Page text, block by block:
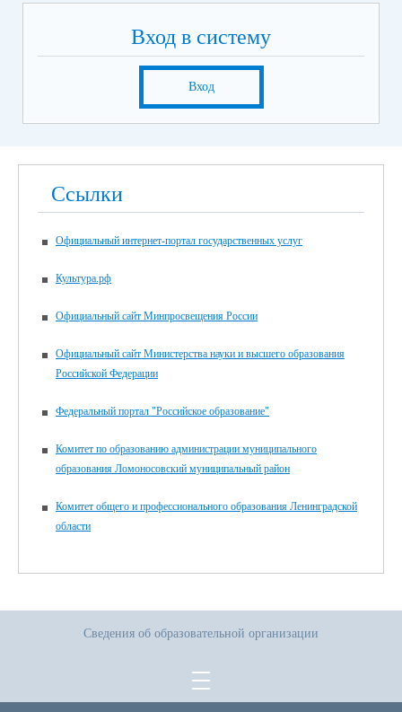
Вход в систему
Вход
Ссылки
Официальный интернет-портал государственных услуг
Культура.рф
Официальный сайт Минпросвещения России
Официальный сайт Министерства науки и высшего образования
Российской Федерации
Федеральный портал "Российское образование"
Комитет по образованию администрации муниципального
образования Ломоносовский муниципальный район
Комитет общего и профессионального образования Ленинградской
области
Сведения об образовательной организации